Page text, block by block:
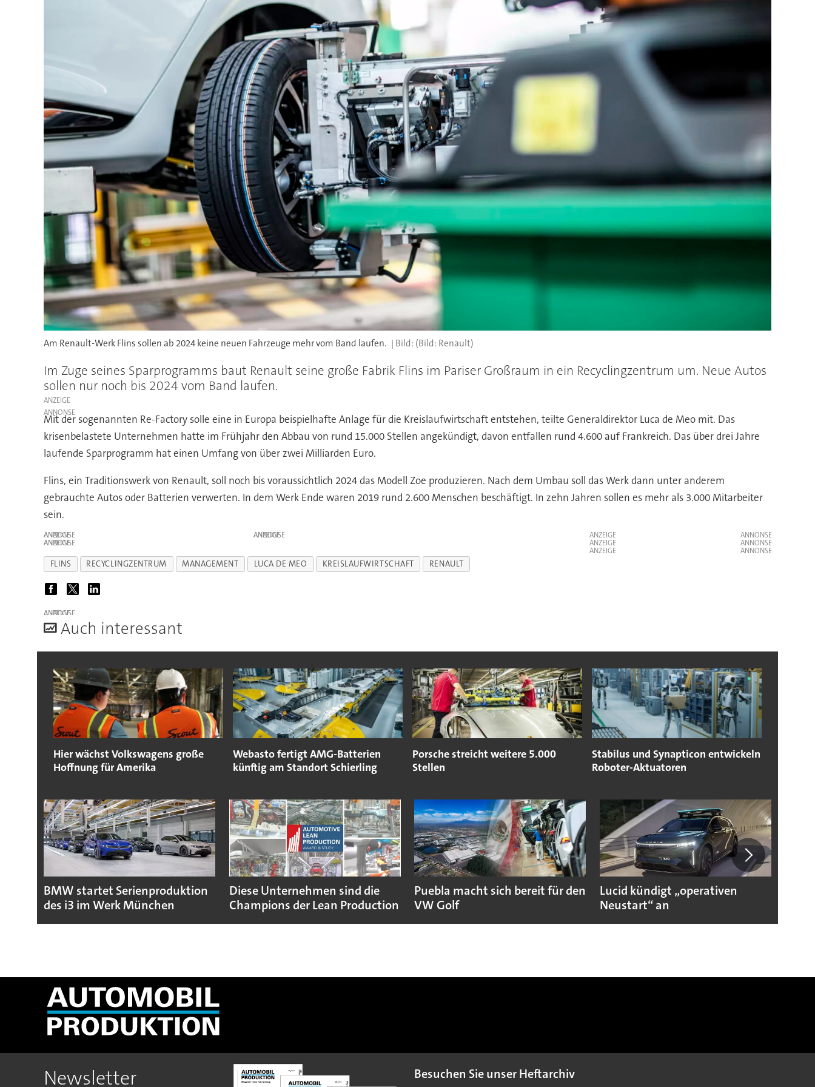
Am Renault-Werk Flins sollen ab 2024 keine neuen Fahrzeuge mehr vom Band laufen. (Bild: Renault)
Im Zuge seines Sparprogramms baut Renault seine große Fabrik Flins im Pariser Großraum in ein Recyclingzentrum um. Neue Autos
sollen nur noch bis 2024 vom Band laufen.
ANZEIGE
Mit der sogenannten Re-Factory solle eine in Europa beispielhafte Anlage für die Kreislaufwirtschaft entstehen, teilte Generaldirektor Luca de Meo mit. Das
krisenbelastete Unternehmen hatte im Frühjahr den Abbau von rund 15.000 Stellen angekündigt, davon entfallen rund 4.600 auf Frankreich. Das über drei Jahre
laufende Sparprogramm hat einen Umfang von über zwei Milliarden Euro.
Flins, ein Traditionswerk von Renault, soll noch bis voraussichtlich 2024 das Modell Zoe produzieren. Nach dem Umbau soll das Werk dann unter anderem
gebrauchte Autos oder Batterien verwerten. In dem Werk Ende waren 2019 rund 2.600 Menschen beschäftigt. In zehn Jahren sollen es mehr als 3.000 Mitarbeiter
sein.
ANZEIGE ANZEIGE
ANZEIGE
ANZEIGE
ANZEIGE
ANZEIGE
FLINS RECYCLINGZENTRUM MANAGEMENT LUCA DE MEO KREISLAUFWIRTSCHAFT RENAULT
ANZEIGE
Auch interessant
Hier wächst Volkswagens große
Hoffnung für Amerika
Webasto fertigt AMG-Batterien
künftig am Standort Schierling
Porsche streicht weitere 5.000
Stellen
Stabilus und Synapticon entwickeln
Roboter-Aktuatoren
BMW startet Serienproduktion
des i3 im Werk München
Diese Unternehmen sind die
Champions der Lean Production
Puebla macht sich bereit für den
VW Golf
Lucid kündigt „operativen
Neustart“ an
Newsletter Besuchen Sie unser Heftarchiv